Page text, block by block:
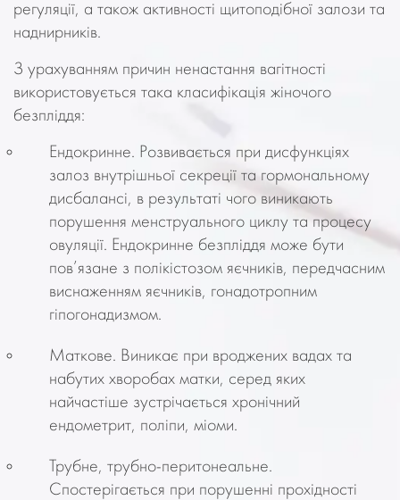
регуляції, а також активності щитоподібної залози та
наднирників.
З урахуванням причин ненастання вагітності
використовується така класифікація жіночого
безпліддя:
Ендокринне. Розвивається при дисфункціях
залоз внутрішньої секреції та гормональному
дисбалансі, в результаті чого виникають
порушення менструального циклу та процесу
овуляції. Ендокринне безпліддя може бути
пов’язане з полікістозом яєчників, передчасним
виснаженням яєчників, гонадотропним
гіпогонадизмом.
Маткове. Виникає при вроджених вадах та
набутих хворобах матки, серед яких
найчастіше зустрічається хронічний
ендометрит, поліпи, міоми.
Трубне, трубно-перитонеальне.
Спостерігається при порушенні прохідності